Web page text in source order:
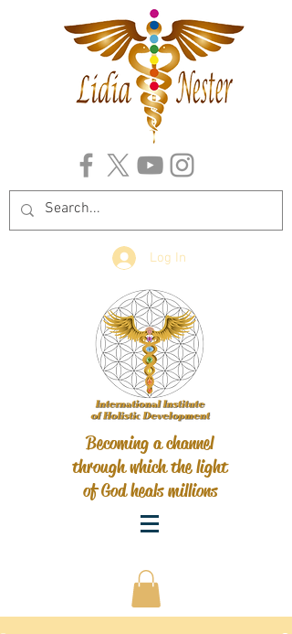
Log In
Becoming a channel
through which the light
of God heals millions